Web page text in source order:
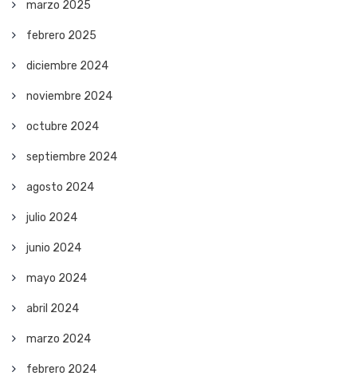
marzo 2025
febrero 2025
diciembre 2024
noviembre 2024
octubre 2024
septiembre 2024
agosto 2024
julio 2024
junio 2024
mayo 2024
abril 2024
marzo 2024
febrero 2024